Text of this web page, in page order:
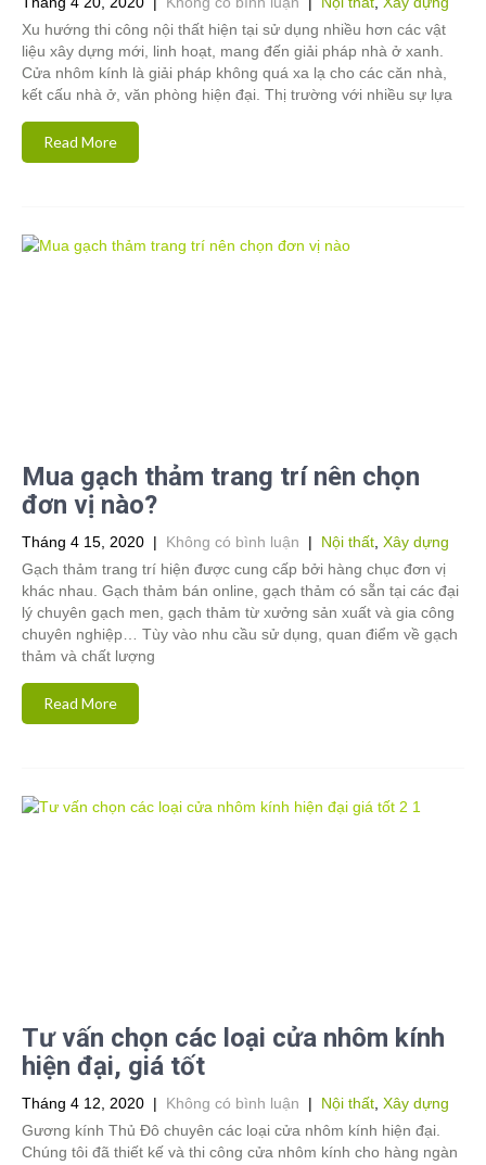
Xu hướng thi công nội thất hiện tại sử dụng nhiều hơn các vật
liệu xây dựng mới, linh hoạt, mang đến giải pháp nhà ở xanh.
Cửa nhôm kính là giải pháp không quá xa lạ cho các căn nhà,
kết cấu nhà ở, văn phòng hiện đại. Thị trường với nhiều sự lựa
Read More
Mua gạch thảm trang trí nên chọn
đơn vị nào?
Tháng 4 15, 2020 | Không có bình luận | Nội thất Xây dựng
Gạch thảm trang trí hiện được cung cấp bởi hàng chục đơn vị
khác nhau. Gạch thảm bán online, gạch thảm có sẵn tại các đại
lý chuyên gạch men, gạch thảm từ xưởng sản xuất và gia công
chuyên nghiệp… Tùy vào nhu cầu sử dụng, quan điểm về gạch
thảm và chất lượng
Read More
Tư vấn chọn các loại cửa nhôm kính
hiện đại, giá tốt
Tháng 4 12, 2020 | Không có bình luận | Nội thất Xây dựng
Gương kính Thủ Đô chuyên các loại cửa nhôm kính hiện đại.
Chúng tôi đã thiết kế và thi công cửa nhôm kính cho hàng ngàn